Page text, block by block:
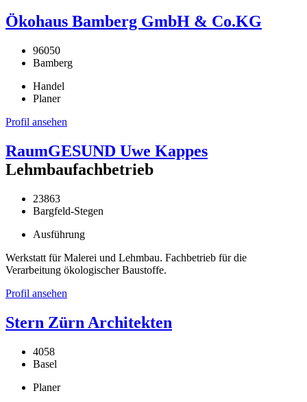
Ökohaus Bamberg GmbH & Co.KG
96050
Bamberg
Handel
Planer
Profil ansehen
RaumGESUND Uwe Kappes
Lehmbaufachbetrieb
23863
Bargfeld-Stegen
Ausführung
Werkstatt für Malerei und Lehmbau. Fachbetrieb für die
Verarbeitung ökologischer Baustoffe.
Profil ansehen
Stern Zürn Architekten
4058
Basel
Planer